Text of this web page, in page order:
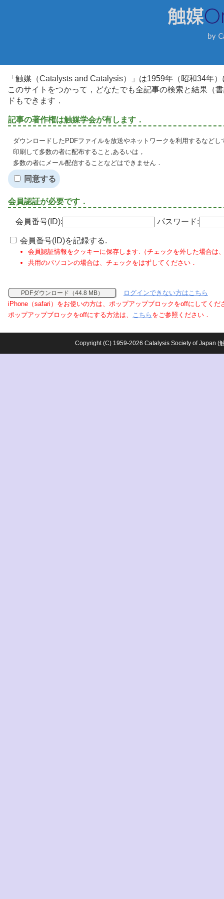
「触媒（Catalysts and Catalysis）」は1959年（昭和34年
このサイトをつかって，どなたでも全記事の検索と結果（
ドもできます．
記事の著作権は触媒学会が有します．
ダウンロードしたPDFファイルを放送やネットワークを利用するなど
印刷して多数の者に配布すること,あるいは，
多数の者にメール配信することなどはできません．
同意する
会員認証が必要です．
会員番号(ID): パスワード:
会員番号(ID)を記録する.
会員認証情報をクッキーに保存します.（チェックを外した場合は
共用のパソコンの場合は、チェックをはずしてください．
PDFダウンロード（44.8 MB）
ログインできない方はこちら
iPhone（safari）をお使いの方は、ポップアップブロックをoffにしてくだ
ポップアップブロックをoffにする方法は、 こちら をご参照ください．
Copyright (C) 1959-2026 Catalysis Society of Japan (